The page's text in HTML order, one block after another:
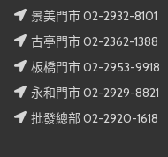
景美門市 02-2932-8101
古亭門市 02-2362-1388
板橋門市 02-2953-9918
永和門市 02-2929-8821
批發總部 02-2920-1618